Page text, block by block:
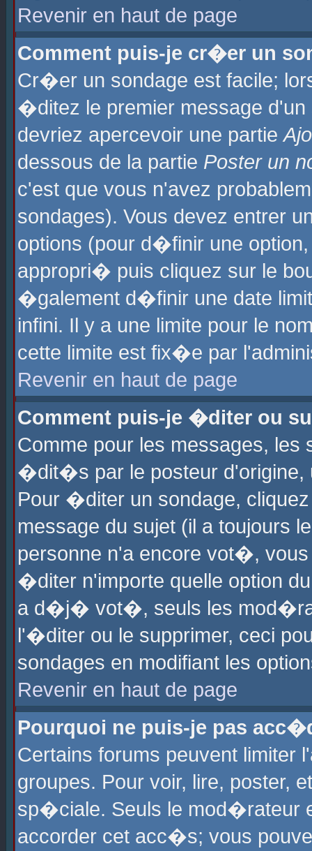
Revenir en haut de page
Comment puis-je cr�er un
Cr�er un sondage est facile;
�ditez le premier message
devriez apercevoir une partie
dessous de la partie Poster un
c'est que vous n'avez
sondages). Vous devez entrer
options (pour d�finir une
appropri� puis cliquez sur le
�galement d�finir une date
infini. Il y a une limite pour le
cette limite est fix�e par
Revenir en haut de page
Comment puis-je �diter ou
Comme pour les messages,
�dit�s par le posteur d'origine,
Pour �diter un sondage,
message du sujet (il a toujours
personne n'a encore vot�,
�diter n'importe quelle option
a d�j� vot�, seuls les
l'�diter ou le supprimer, ceci
sondages en modifiant les
Revenir en haut de page
Pourquoi ne puis-je pas
Certains forums peuvent
groupes. Pour voir, lire, poster,
sp�ciale. Seuls le mod�rateur
accorder cet acc�s; vous